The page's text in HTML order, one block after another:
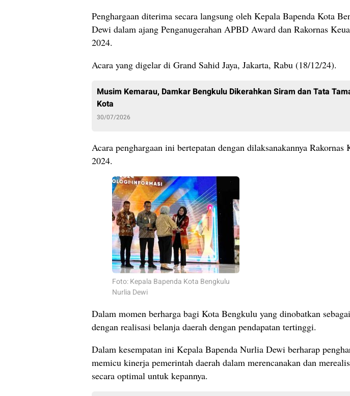
Penghargaan diterima secara langsung oleh Kepala Bapenda Kota
Dewi dalam ajang Penganugerahan APBD Award dan Rakornas
2024.
Acara yang digelar di Grand Sahid Jaya, Jakarta, Rabu (18/12/24).
Musim Kemarau, Damkar Bengkulu Dikerahkan Siram dan Tata
Kota
30/07/2026
Acara penghargaan ini bertepatan dengan dilaksanakannya Rakornas
2024.
Foto: Kepala Bapenda Kota Bengkulu
Nurlia Dewi
Dalam momen berharga bagi Kota Bengkulu yang dinobatkan
dengan realisasi belanja daerah dengan pendapatan tertinggi.
Dalam kesempatan ini Kepala Bapenda Nurlia Dewi berharap
memicu kinerja pemerintah daerah dalam merencanakan dan
secara optimal untuk kepannya.